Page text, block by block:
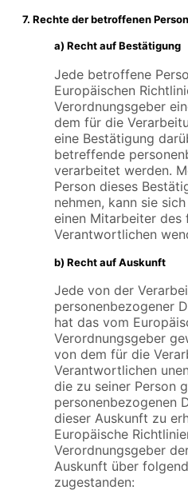
7. Rechte der betroffenen Person
a) Recht auf Bestätigung
Jede betroffene
Europäischen
Verordnungsgeber
dem für die
eine Bestätigung
betreffende
verarbeitet werden.
Person dieses
nehmen, kann sie
einen Mitarbeiter des
Verantwortlichen
b) Recht auf Auskunft
Jede von der
personenbezogener
hat das vom
Verordnungsgeber
von dem für die
Verantwortlichen
die zu seiner Person
personenbezogenen
dieser Auskunft zu
Europäische
Verordnungsgeber
Auskunft über
zugestanden: